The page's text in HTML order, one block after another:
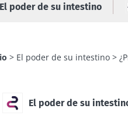
El poder de su intestino
El poder de su intestino
El poder de su